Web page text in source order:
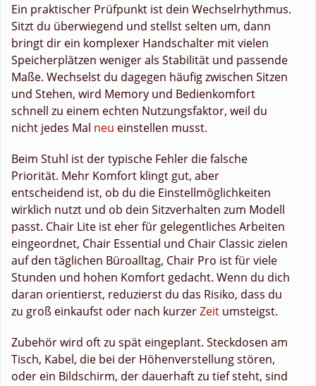
Ein praktischer Prüfpunkt ist dein Wechselrhythmus.
Sitzt du überwiegend und stellst selten um, dann
bringt dir ein komplexer Handschalter mit vielen
Speicherplätzen weniger als Stabilität und passende
Maße. Wechselst du dagegen häufig zwischen Sitzen
und Stehen, wird Memory und Bedienkomfort
schnell zu einem echten Nutzungsfaktor, weil du
nicht jedes Mal neu einstellen musst.
Beim Stuhl ist der typische Fehler die falsche
Priorität. Mehr Komfort klingt gut, aber
entscheidend ist, ob du die Einstellmöglichkeiten
wirklich nutzt und ob dein Sitzverhalten zum Modell
passt. Chair Lite ist eher für gelegentliches Arbeiten
eingeordnet, Chair Essential und Chair Classic zielen
auf den täglichen Büroalltag, Chair Pro ist für viele
Stunden und hohen Komfort gedacht. Wenn du dich
daran orientierst, reduzierst du das Risiko, dass du
zu groß einkaufst oder nach kurzerZeit umsteigst.
Zubehör wird oft zu spät eingeplant. Steckdosen am
Tisch, Kabel, die bei der Höhenverstellung stören,
oder ein Bildschirm, der dauerhaft zu tief steht, sind